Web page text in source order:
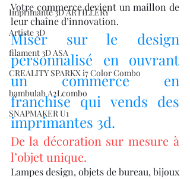
Imprimante 3D ARTILLERY
Artiste 3D
filament 3D ASA
CREALITY SPARKX i7 Color Combo
bambulab A2Lcombo
SNAPMAKER U1
Votre commerce devient un maillon de
leur chaîne d’innovation.
Miser sur le design
personnalisé en ouvrant
un commerce en
franchise qui vends des
imprimantes 3d.
De la décoration sur mesure à
l’objet unique.
Lampes design, objets de bureau, bijoux